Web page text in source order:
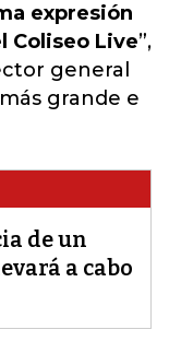
expresión
Coliseo Live”,
general
grande e
de un
a cabo